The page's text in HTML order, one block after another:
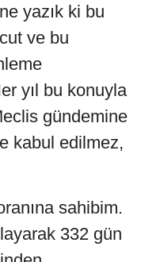
yazık ki bu
ve bu
yıl bu konuyla
gündemine
kabul edilmez,
sahibim.
332 gün